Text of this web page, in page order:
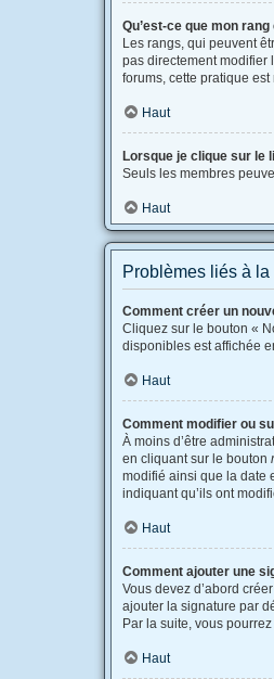
Qu’est-ce que mon
Les rangs, qui peuvent
pas directement modifier
forums, cette pratique
Haut
Lorsque je clique sur le
Seuls les membres
Haut
Problèmes liés à
Comment créer un
Cliquez sur le bouton «
disponibles est affichée
Haut
Comment modifier ou
À moins d’être
en cliquant sur le bouton
modifié ainsi que la date
indiquant qu’ils ont
Haut
Comment ajouter une
Vous devez d’abord
ajouter la signature par
Par la suite, vous
Haut